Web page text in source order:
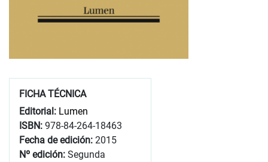
FICHA TÉCNICA
Editorial: Lumen
ISBN: 978-84-264-18463
Fecha de edición: 2015
Nº edición: Segunda